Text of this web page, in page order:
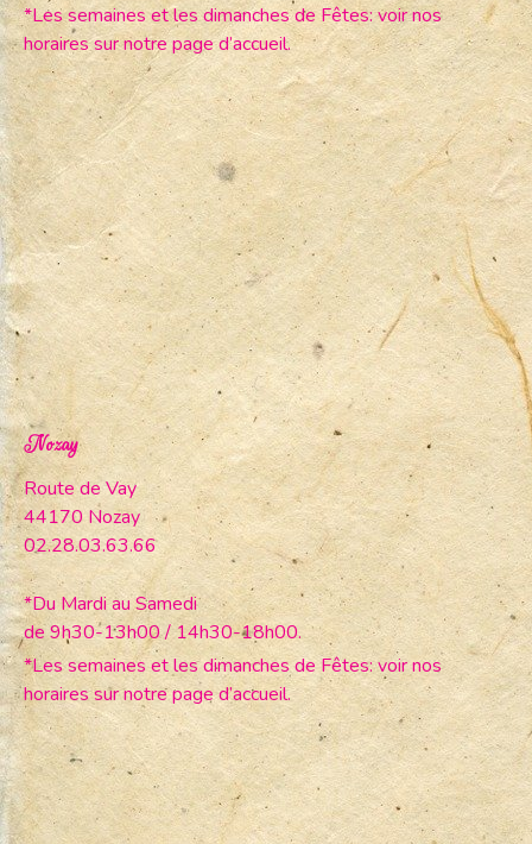
*Les semaines et les dimanches de Fêtes: voir nos
horaires sur notre page d’accueil.
Nozay
Route de Vay
44170 Nozay
02.28.03.63.66
*Du Mardi au Samedi
de 9h30-13h00 / 14h30-18h00.
*Les semaines et les dimanches de Fêtes: voir nos
horaires sur notre page d’accueil.